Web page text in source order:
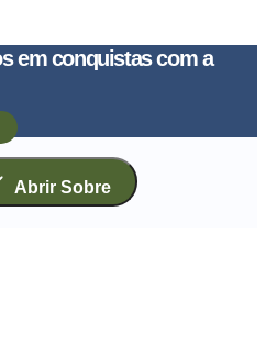
em conquistas com a
Abrir Sobre